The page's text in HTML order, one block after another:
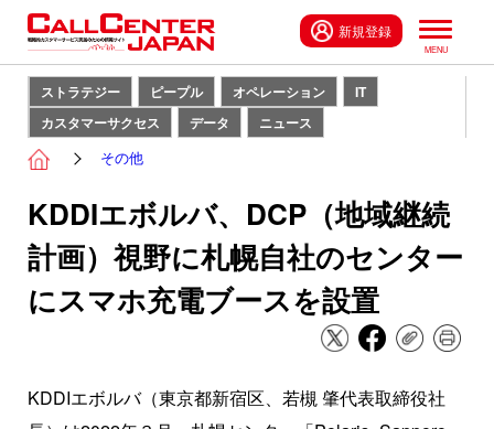
新規登録
ストラテジー ピープル オペレーション
IT
カスタマーサクセス
データ ニュース
その他
KDDIエボルバ、DCP（地域継続
計画）視野に札幌自社のセンター
にスマホ充電ブースを設置
KDDIエボルバ（東京都新宿区、若槻 肇代表取締役社